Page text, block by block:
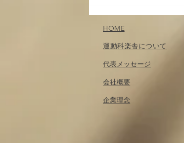
どころ
HOME
運動科楽舎について
代表メッセージ
会社概要
企業理念